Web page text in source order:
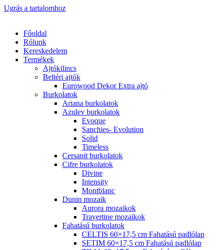
Ugrás a tartalomhoz
Főoldal
Rólunk
Kereskedelem
Termékek
Ajtókilincs
Beltéri ajtók
Eurowood Dekor Extra ajtó
Burkolatok
Ariana burkolatok
Azulev burkolatok
Evoque
Sanchies- Evolution
Solid
Timeless
Cersanit burkolatok
Cifre burkolatok
Divine
Intensity
Montblanc
Dunin mozaik
Aurora mozaikok
Travertine mozaikok
Fahatású burkolatok
CELTIS 60×17,5 cm Fahatású padlólap
SETIM 60×17,5 cm Fahatású padlólap